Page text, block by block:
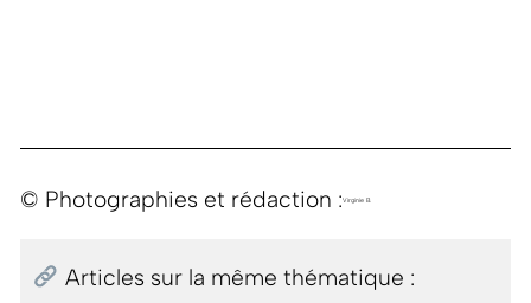
© Photographies et rédaction :Virginie B.
Articles sur la même thématique :